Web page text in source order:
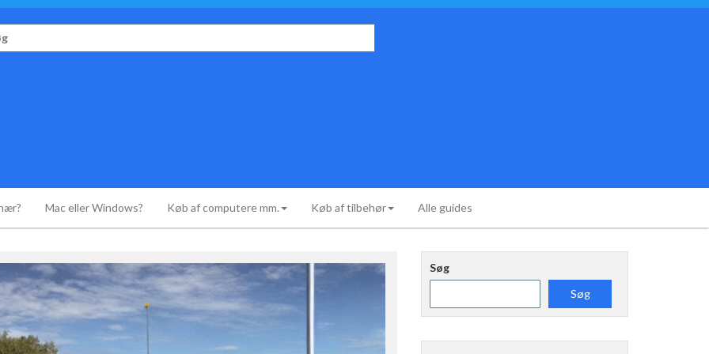
Mac eller Windows? Køb af computere mm. Køb af tilbehør Alle guides
Søg
Søg